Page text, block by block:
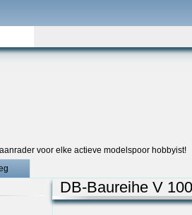
voor elke actieve modelspoor hobbyist!
DB-Baureihe V 100